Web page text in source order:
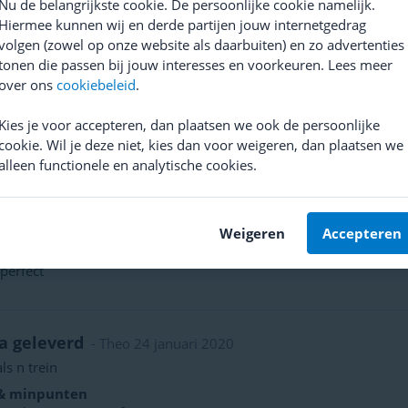
kettingblad. - Jaap 27 oktober 2022
blijft tijdens de moeilijkste crossen prima liggen. Wel in
minpunten
over levering en product
geleverd - Theo 24 januari 2020
n trein
minpunten
Nu de belangrijkste cookie. De persoonlijke cookie namelijk.
Hiermee kunnen wij en derde partijen jouw internetgedrag
(zowel op onze website als daarbuiten) en zo advertenties
die passen bij jouw interesses en voorkeuren. Lees meer
ons cookiebeleid.
Kies je voor accepteren, dan plaatsen we ook de persoonlijke
cookie. Wil je deze niet, kies dan voor weigeren, dan plaatsen we
functionele en analytische cookies.
Weigeren Accepteren